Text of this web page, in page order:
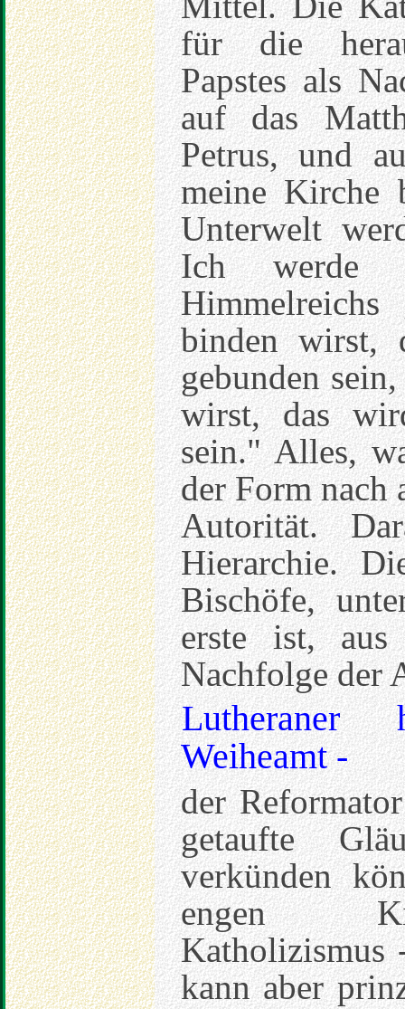
für die
Papstes als
auf das
Petrus, und
meine Kirche
Unterwelt
Ich werde
binden wirst,
gebunden
wirst, das
sein." Alles,
der Form nach
Autorität.
Hierarchie.
Bischöfe,
erste ist,
Nachfolge der
Lutheraner
Weiheamt -
der
getaufte
verkünden
engen
Katholizismus
kann aber